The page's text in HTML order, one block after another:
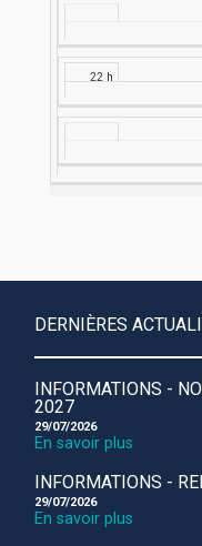
22 h
DERNIÈRES
INFORMATIONS -
2027
29/07/2026
En savoir plus
INFORMATIONS -
29/07/2026
En savoir plus